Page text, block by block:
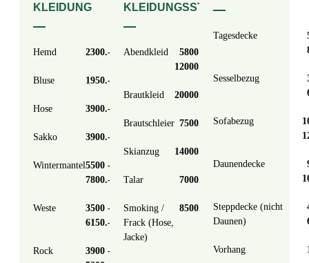
KLEIDUNG
Hemd 2300
Bluse 1950
Hose 3900
Sakko 3900
Wintermantel5500 -
7800
Weste
3500 -
6150
Rock
3900 -
KLEIDUNGSSTÜCKE
Abendkleid
5800 -
12000
Brautkleid 20000
Brautschleier 7500
Skianzug 14000
Talar 7000
Smoking /
Frack (Hose,
Jacke)
8500
Tagesdecke
Sesselbezug
Sofabezug
Daunendecke
Steppdecke (nicht
Daunen)
Vorhang